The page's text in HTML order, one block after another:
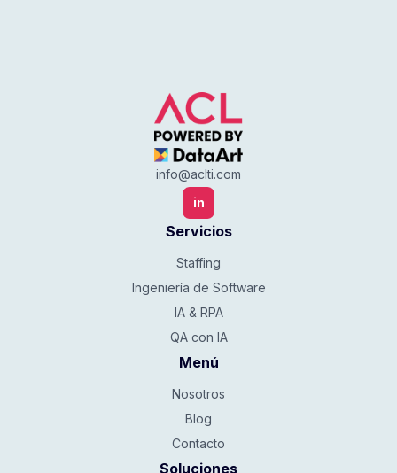
info@aclti.com
in
Servicios
Staffing
Ingeniería de Software
IA & RPA
QA con IA
Menú
Nosotros
Blog
Contacto
Soluciones